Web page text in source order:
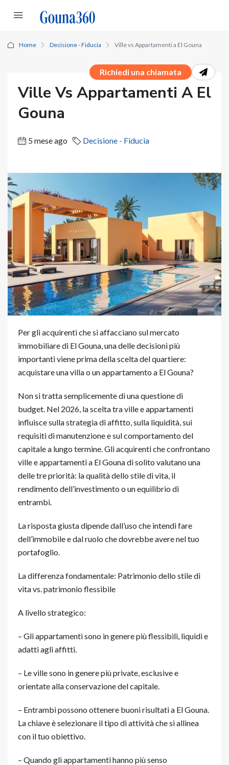
Home Decisione - Fiducia Ville vs Appartamenti a El Gouna
Richiedi una chiamata
Ville Vs Appartamenti A El
Gouna
5 mese ago Decisione - Fiducia
Per gli acquirenti che si affacciano sul mercato
immobiliare di El Gouna, una delle decisioni più
importanti viene prima della scelta del quartiere:
acquistare una villa o un appartamento a El Gouna?
Non si tratta semplicemente di una questione di
budget. Nel 2026, la scelta tra ville e appartamenti
influisce sulla strategia di affitto, sulla liquidità, sui
requisiti di manutenzione e sul comportamento del
capitale a lungo termine. Gli acquirenti che confrontano
ville e appartamenti a El Gouna di solito valutano una
delle tre priorità: la qualità dello stile di vita, il
rendimento dell’investimento o un equilibrio di
entrambi.
La risposta giusta dipende dall’uso che intendi fare
dell’immobile e dal ruolo che dovrebbe avere nel tuo
portafoglio.
La differenza fondamentale: Patrimonio dello stile di
vita vs. patrimonio flessibile
A livello strategico:
– Gli appartamenti sono in genere più flessibili, liquidi e
adatti agli affitti.
– Le ville sono in genere più private, esclusive e
orientate alla conservazione del capitale.
– Entrambi possono ottenere buoni risultati a El Gouna.
La chiave è selezionare il tipo di attività che si allinea
con il tuo obiettivo.
– Quando gli appartamenti hanno più senso